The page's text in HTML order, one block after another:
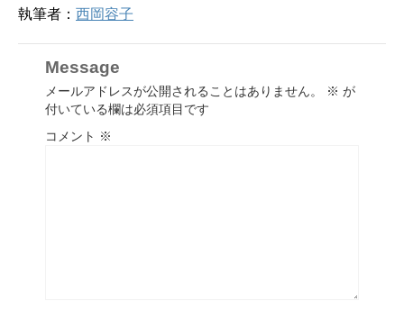
執筆者： 西岡容子
Message
メールアドレスが公開されることはありません。 ※ が
付いている欄は必須項目です
コメント ※